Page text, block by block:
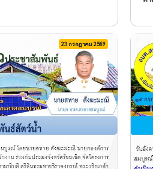
23 กรกฎาคม 2569